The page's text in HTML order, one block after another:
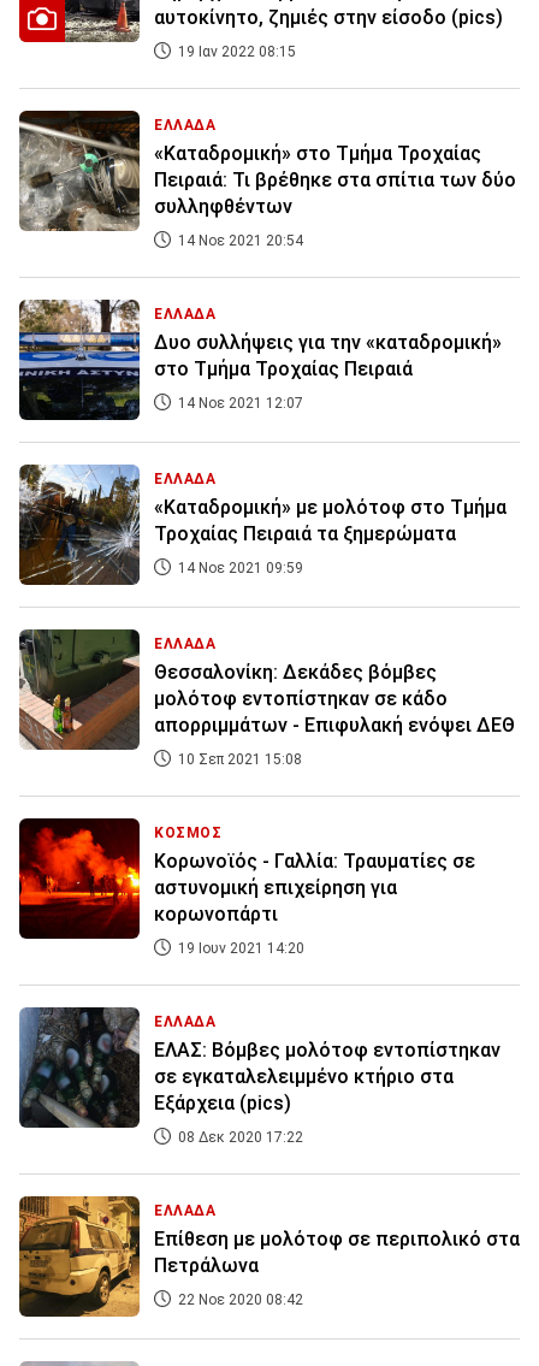
αυτοκίνητο, ζημιές στην είσοδο (pics)
19 Ιαν 2022 08:15
ΕΛΛΑΔΑ
«Καταδρομική» στο Τμήμα Τροχαίας
Πειραιά: Τι βρέθηκε στα σπίτια των δύο
συλληφθέντων
14 Νοε 2021 20:54
ΕΛΛΑΔΑ
Δυο συλλήψεις για την «καταδρομική»
στο Τμήμα Τροχαίας Πειραιά
14 Νοε 2021 12:07
ΕΛΛΑΔΑ
«Καταδρομική» με μολότοφ στο Τμήμα
Τροχαίας Πειραιά τα ξημερώματα
14 Νοε 2021 09:59
ΕΛΛΑΔΑ
Θεσσαλονίκη: Δεκάδες βόμβες
μολότοφ εντοπίστηκαν σε κάδο
απορριμμάτων - Επιφυλακή ενόψει ΔΕΘ
10 Σεπ 2021 15:08
ΚΟΣΜΟΣ
Κορωνοϊός - Γαλλία: Τραυματίες σε
αστυνομική επιχείρηση για
κορωνοπάρτι
19 Ιουν 2021 14:20
ΕΛΛΑΔΑ
ΕΛΑΣ: Βόμβες μολότοφ εντοπίστηκαν
σε εγκαταλελειμμένο κτήριο στα
Εξάρχεια (pics)
08 Δεκ 2020 17:22
ΕΛΛΑΔΑ
Επίθεση με μολότοφ σε περιπολικό στα
Πετράλωνα
22 Νοε 2020 08:42